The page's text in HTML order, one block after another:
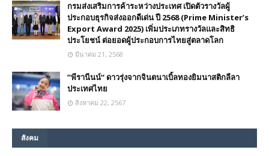
กรมส่งเสริมการค้าระหว่างประเทศ เปิดตัวรางวัลผู้
ประกอบธุรกิจส่งออกดีเด่น ปี 2568 (Prime Minister’s
Export Award 2025) เพิ่มประเภทรางวัลและสิทธิ
ประโยชน์ ต่อยอดผู้ประกอบการไทยสู่ตลาดโลก
มีนาคม 21, 2568
”พีรานีนน์“​ ดาวรุ่งจากจินตนาเบิ้ลทองยิมนาสติกลีลา
ประเทศไทย
สิงหาคม 22, 2567
สังคม